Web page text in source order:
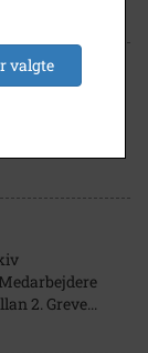
2. Greve...
valgte